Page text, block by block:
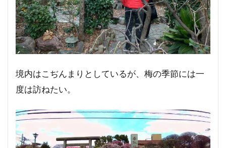
境内はこぢんまりとしているが、梅の季節には一
度は訪ねたい。